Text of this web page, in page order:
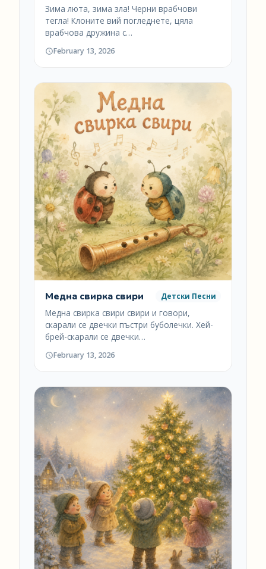
Зима люта, зима зла! Черни врабчови
тегла! Клоните вий погледнете, цяла
врабчова дружина с…
February 13, 2026
Медна свирка свири Детски Песни
Медна свирка свири свири и говори,
скарали се двечки пъстри буболечки. Хей-
брей-скарали се двечки…
February 13, 2026